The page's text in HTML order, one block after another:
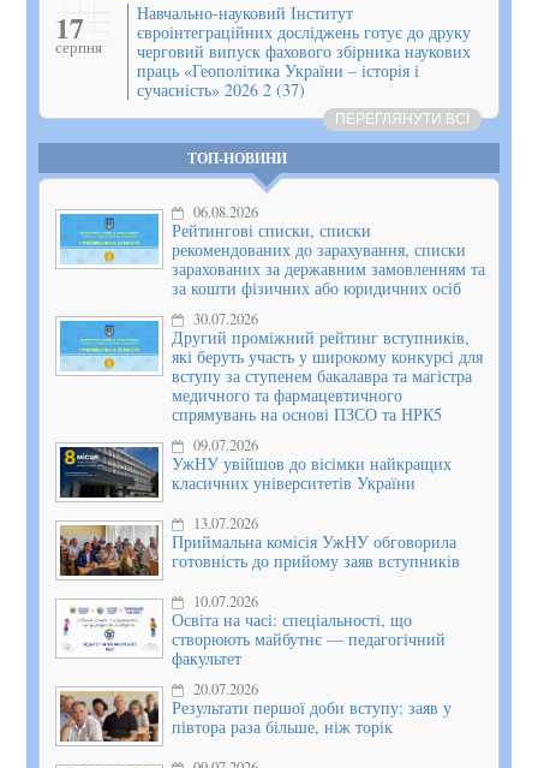
17
серпня
Навчально-науковий Інститут
євроінтеграційних досліджень готує до друку
черговий випуск фахового збірника наукових
праць «Геополітика України – історія і
сучасність» 2026 2 (37)
ПЕРЕГЛЯНУТИ ВСІ
ТОП-НОВИНИ
06.08.2026
Рейтингові списки, списки
рекомендованих до зарахування, списки
зарахованих за державним замовленням та
за кошти фізичних або юридичних осіб
30.07.2026
Другий проміжний рейтинг вступників,
які беруть участь у широкому конкурсі для
вступу за ступенем бакалавра та магістра
медичного та фармацевтичного
спрямувань на основі ПЗСО та НРК5
09.07.2026
УжНУ увійшов до вісімки найкращих
класичних університетів України
13.07.2026
Приймальна комісія УжНУ обговорила
готовність до прийому заяв вступників
10.07.2026
Освіта на часі: спеціальності, що
створюють майбутнє — педагогічний
факультет
20.07.2026
Результати першої доби вступу: заяв у
півтора раза більше, ніж торік